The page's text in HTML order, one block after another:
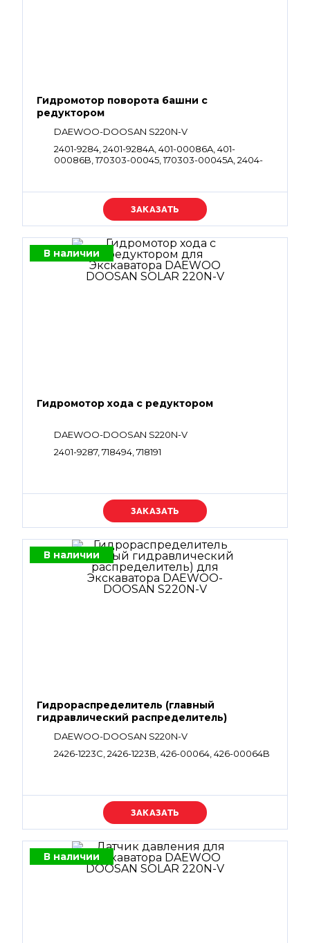
Гидромотор поворота башни с
редуктором
DAEWOO-DOOSAN S220N-V
2401-9284, 2401-9284A, 401-00086A, 401-
00086B, 170303-00045, 170303-00045A, 2404-
130426-00004
Уточняйте цену
В наличии
Гидромотор хода с редуктором
DAEWOO-DOOSAN S220N-V
2401-9287, 718494, 718191
Уточняйте цену
В наличии
Гидрораспределитель (главный
гидравлический распределитель)
DAEWOO-DOOSAN S220N-V
2426-1223С, 2426-1223B, 426-00064, 426-00064B
Уточняйте цену
В наличии